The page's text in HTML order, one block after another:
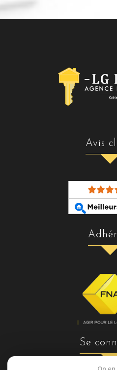
avis
se